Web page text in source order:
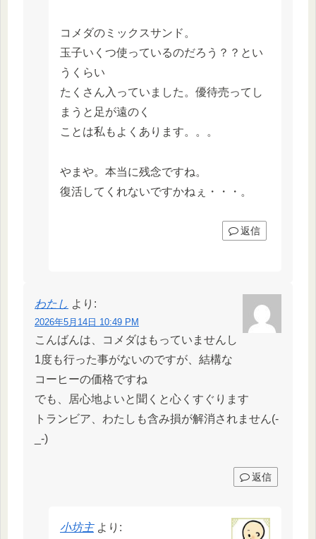
コメダのミックスサンド。
玉子いくつ使っているのだろう？？とい
うくらい
たくさん入っていました。優待売ってし
まうと足が遠のく
ことは私もよくあります。。。
やまや。本当に残念ですね。
復活してくれないですかねぇ・・・。
返信
わたし より:
2026年5月14日 10:49 PM
こんばんは、コメダはもっていませんし
1度も行った事がないのですが、結構な
コーヒーの価格ですね
でも、居心地よいと聞くと心くすぐります
トランビア、わたしも含み損が解消されません(-
_-)
返信
小坊主 より: